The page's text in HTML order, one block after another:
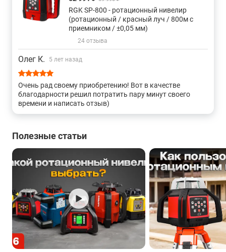
RGK SP-800 - ротационный нивелир
(ротационный / красный луч / 800м с
приемником / ±0,05 мм)
24 отзыва
Олег К. 5 лет назад
Очень рад своему приобретению! Вот в качестве
благодарности решил потратить пару минут своего
времени и написать отзыв)
Полезные статьи